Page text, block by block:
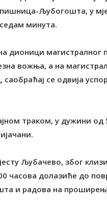
Љубогошта, у
минута.
дионици магистралног
вожња, а на
се одвија
траком, у дужини од
Љубачево, због
часова долазиће до
и радова на